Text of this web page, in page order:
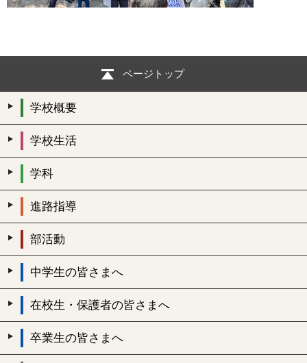
ページトップ
学校概要
学校生活
学科
進路指導
部活動
中学生の皆さまへ
在校生・保護者の皆さまへ
卒業生の皆さまへ